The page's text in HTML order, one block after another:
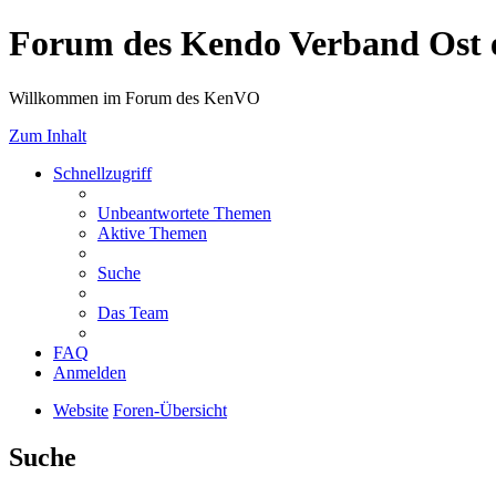
Forum des Kendo Verband Ost
Willkommen im Forum des KenVO
Zum Inhalt
Schnellzugriff
Unbeantwortete Themen
Aktive Themen
Suche
Das Team
FAQ
Anmelden
Website Foren-Übersicht
Suche